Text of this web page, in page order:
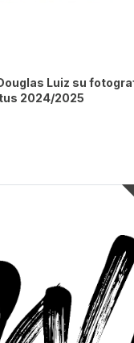
Luiz su
2024/2025